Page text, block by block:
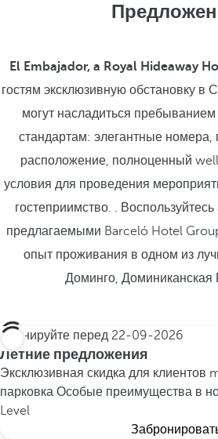
El Embajador, a Royal Hideaway
гостям эксклюзивную обстановку в
могут насладиться
стандартам: элегантные номера,
расположение, полноценный
условия для проведения
гостеприимство. .
предлагаемыми Barceló Hotel
опыт проживания в одном из
Доминго, Доминиканская
Бронируйте перед 22-09-2026
Летние предложения
Эксклюзивная скидка для клиентов
парковка Особые преимущества в
Level